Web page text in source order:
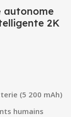
autonome
2K
(5 200 mAh)
humains